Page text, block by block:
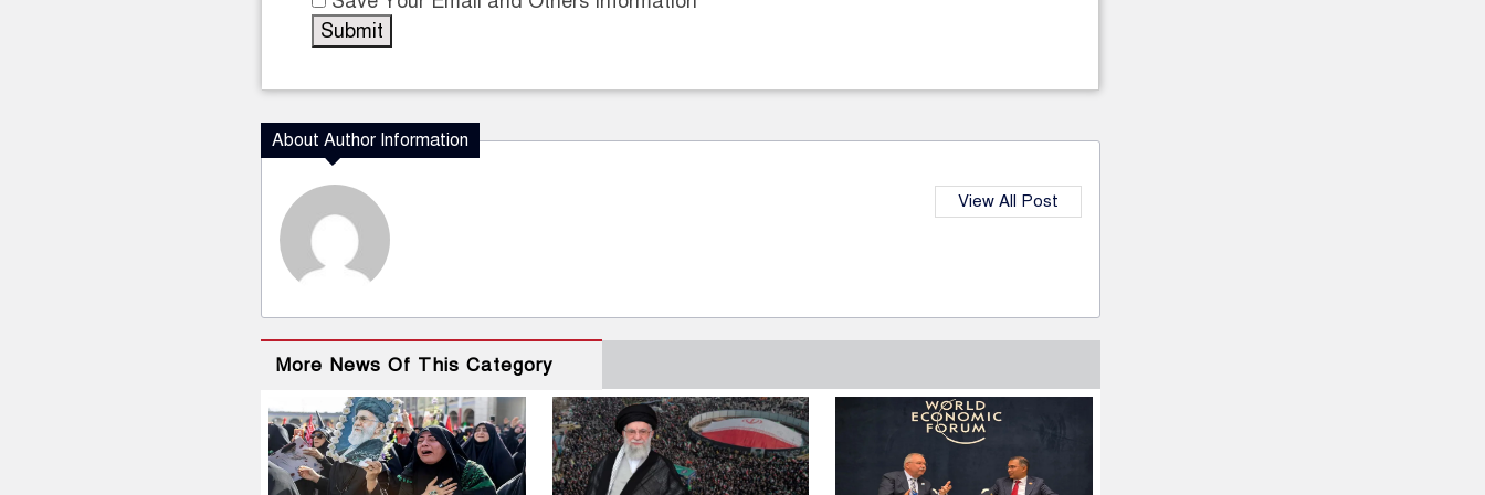
About Author Information
View All Post
More News Of This Category